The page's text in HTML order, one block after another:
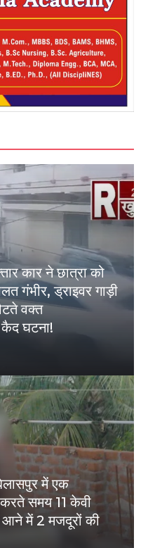
कार ने छात्रा को
गंभीर, ड्राइवर गाड़ी
वक्त
कैद घटना!
में एक
करते समय 11 केवी
में 2 मजदूरों की